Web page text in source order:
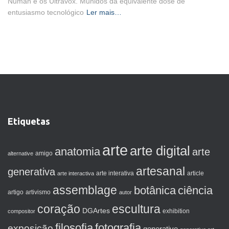
entusiasmo tecnológico Ler mais…
Etiquetas
alternative amigo anatomia arte arte digital arte
generativa arte interactiva arte interativa artesanal article
artigo artivismo assemblage autor botânica ciência
compositor coração DGArtes escultura exhibition